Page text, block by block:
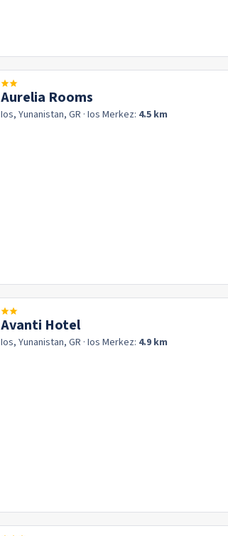
Aurelia Rooms
Ios, Yunanistan, GR · Ios Merkez: 4.5 km
Avanti Hotel
Ios, Yunanistan, GR · Ios Merkez: 4.9 km